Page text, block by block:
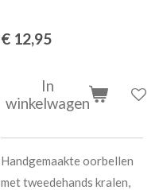
€ 12,95
In
winkelwagen
Handgemaakte oorbellen
met tweedehands kralen,